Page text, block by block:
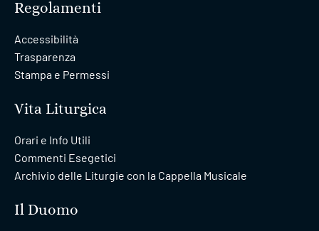
Regolamenti
Accessibilità
Trasparenza
Stampa e Permessi
Vita Liturgica
Orari e Info Utili
Commenti Esegetici
Archivio delle Liturgie con la Cappella Musicale
Il Duomo